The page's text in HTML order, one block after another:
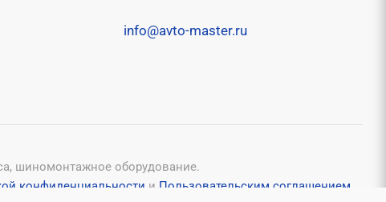
info@avto-master.ru
шиномонтажное оборудование.
конфиденциальности и Пользовательским соглашением